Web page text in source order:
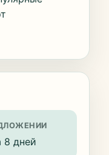
8 дней